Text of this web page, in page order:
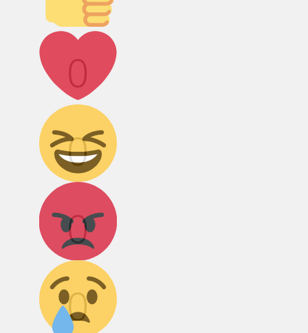
0
Лайк!
0
Дикий смех!
0
Агрессия!
0
Грусть :(